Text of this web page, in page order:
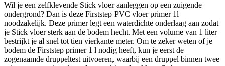
Wil je een zelfklevende Stick vloer aanleggen op een zuigende
ondergrond? Dan is deze Firststep PVC vloer primer 1l
noodzakelijk. Deze primer legt een waterdichte onderlaag aan zodat
je Stick vloer sterk aan de bodem hecht. Met een volume van 1 liter
bestrijkt je al snel tot tien vierkante meter. Om te zeker weten of je
bodem de Firststep primer 1 l nodig heeft, kun je eerst de
zogenaamde druppeltest uitvoeren, waarbij een druppel binnen twee